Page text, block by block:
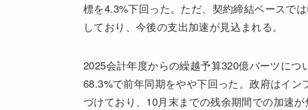
標を4.3%下回った。ただ、契約締結ベースで
しており、今後の支出加速が見込まれる。
2025会計年度からの繰越予算320億バーツに
68.3%で前年同期をやや下回った。政府はイ
づけており、10月末までの残余期間での加速